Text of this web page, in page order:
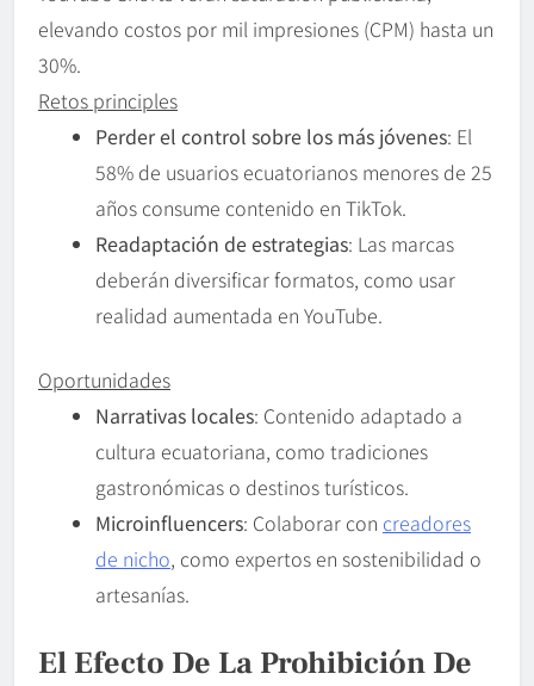
elevando costos por mil impresiones (CPM) hasta un
30%.
Retos principles
Perder el control sobre los más jóvenes: El
58% de usuarios ecuatorianos menores de 25
años consume contenido en TikTok.
Readaptación de estrategias: Las marcas
deberán diversificar formatos, como usar
realidad aumentada en YouTube.
Oportunidades
Narrativas locales: Contenido adaptado a
cultura ecuatoriana, como tradiciones
gastronómicas o destinos turísticos.
Microinfluencers: Colaborar con creadores
de nicho, como expertos en sostenibilidad o
artesanías.
El Efecto De La Prohibición De